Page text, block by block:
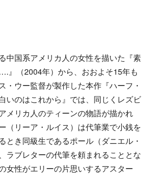
中国系アメリカ人の女性を描いた『素
』（2004年）から、おおよそ15年も
・ウー監督が製作した本作『ハーフ・
いのはこれから』では、同じくレズビ
メリカ人のティーンの物語が描かれ
（リーア・ルイス）は代筆業で小銭を
とき同級生であるポール（ダニエル・
ラブレターの代筆を頼まれることとな
女性がエリーの片思いするアスター